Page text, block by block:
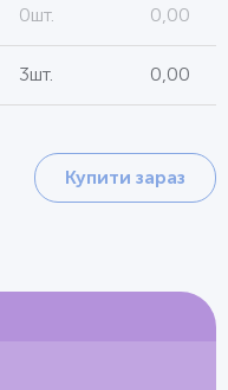
0шт. 0,00
3шт. 0,00
Купити зараз